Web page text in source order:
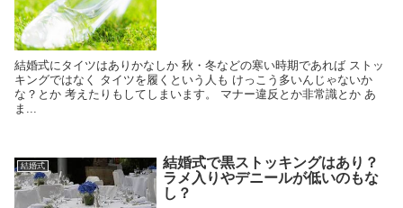
結婚式にタイツはありかなしか 秋・冬などの寒い時期であれば ストッ
キングではなく タイツを履くという人も けっこう多いんじゃないか
な？とか 考えたりもしてしまいます。 マナー違反とか非常識とか あ
ま...
結婚式
結婚式で黒ストッキングはあり？
ラメ入りやデニールが低いのもな
し？